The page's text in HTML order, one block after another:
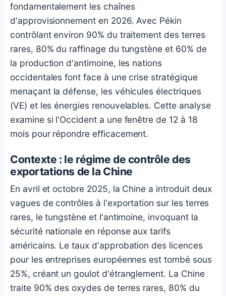
fondamentalement les chaînes
d'approvisionnement en 2026. Avec Pékin
contrôlant environ 90% du traitement des terres
rares, 80% du raffinage du tungstène et 60% de
la production d'antimoine, les nations
occidentales font face à une crise stratégique
menaçant la défense, les véhicules électriques
(VE) et les énergies renouvelables. Cette analyse
examine si l'Occident a une fenêtre de 12 à 18
mois pour répondre efficacement.
Contexte : le régime de contrôle des
exportations de la Chine
En avril et octobre 2025, la Chine a introduit deux
vagues de contrôles à l'exportation sur les terres
rares, le tungstène et l'antimoine, invoquant la
sécurité nationale en réponse aux tarifs
américains. Le taux d'approbation des licences
pour les entreprises européennes est tombé sous
25%, créant un goulot d'étranglement. La Chine
traite 90% des oxydes de terres rares, 80% du